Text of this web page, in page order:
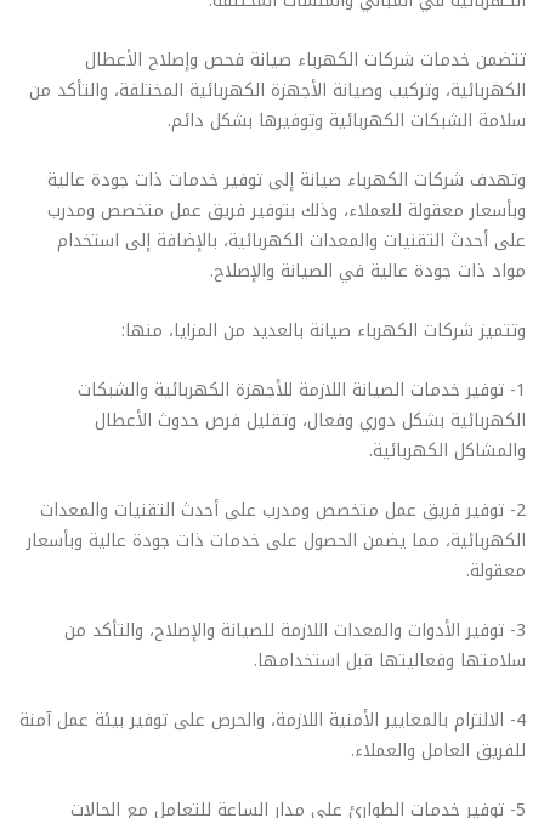
تتضمن خدمات شركات الكهرباء صيانة فحص وإصلاح الأعطال
الكهربائية، وتركيب وصيانة الأجهزة الكهربائية المختلفة، والتأكد من
سلامة الشبكات الكهربائية وتوفيرها بشكل دائم.
وتهدف شركات الكهرباء صيانة إلى توفير خدمات ذات جودة عالية
وبأسعار معقولة للعملاء، وذلك بتوفير فريق عمل متخصص ومدرب
على أحدث التقنيات والمعدات الكهربائية، بالإضافة إلى استخدام
مواد ذات جودة عالية في الصيانة والإصلاح.
وتتميز شركات الكهرباء صيانة بالعديد من المزايا، منها:
1- توفير خدمات الصيانة اللازمة للأجهزة الكهربائية والشبكات
الكهربائية بشكل دوري وفعال، وتقليل فرص حدوث الأعطال
والمشاكل الكهربائية.
2- توفير فريق عمل متخصص ومدرب على أحدث التقنيات والمعدات
الكهربائية، مما يضمن الحصول على خدمات ذات جودة عالية وبأسعار
معقولة.
3- توفير الأدوات والمعدات اللازمة للصيانة والإصلاح، والتأكد من
سلامتها وفعاليتها قبل استخدامها.
4- الالتزام بالمعايير الأمنية اللازمة، والحرص على توفير بيئة عمل آمنة
للفريق العامل والعملاء.
5- توفير خدمات الطوارئ على مدار الساعة للتعامل مع الحالات